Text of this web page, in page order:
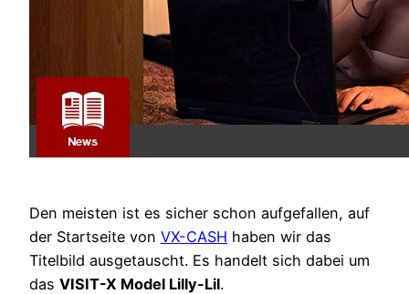
Den meisten ist es sicher schon aufgefallen, auf
der Startseite von VX-CASH haben wir das
Titelbild ausgetauscht. Es handelt sich dabei um
das VISIT-X Model Lilly-Lil.